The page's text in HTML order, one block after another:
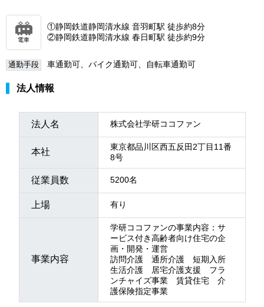
電車
①静岡鉄道静岡清水線 音羽町駅 徒歩約8分
②静岡鉄道静岡清水線 春日町駅 徒歩約9分
通勤手段 車通勤可、バイク通勤可、自転車通勤可
法人情報
法人名 株式会社学研ココファン
本社
東京都品川区西五反田2丁目11番
8号
従業員数 5200名
上場 有り
事業内容
学研ココファンの事業内容：サ
ービス付き高齢者向け住宅の企
画・開発・運営
訪問介護 通所介護 短期入所
生活介護 居宅介護支援 フラ
ンチャイズ事業 賃貸住宅 介
護保険指定事業